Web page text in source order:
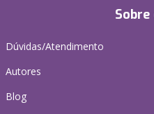
Sobre
Dúvidas/Atendimento
Autores
Blog